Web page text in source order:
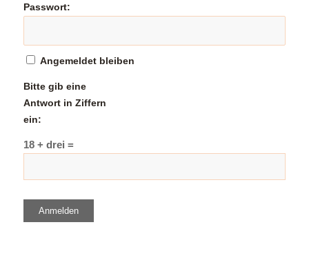
Passwort:
Angemeldet bleiben
Bitte gib eine
Antwort in Ziffern
ein:
18 + drei =
Anmelden